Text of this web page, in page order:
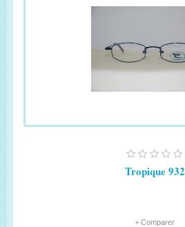
Tropique 932
+ Comparer